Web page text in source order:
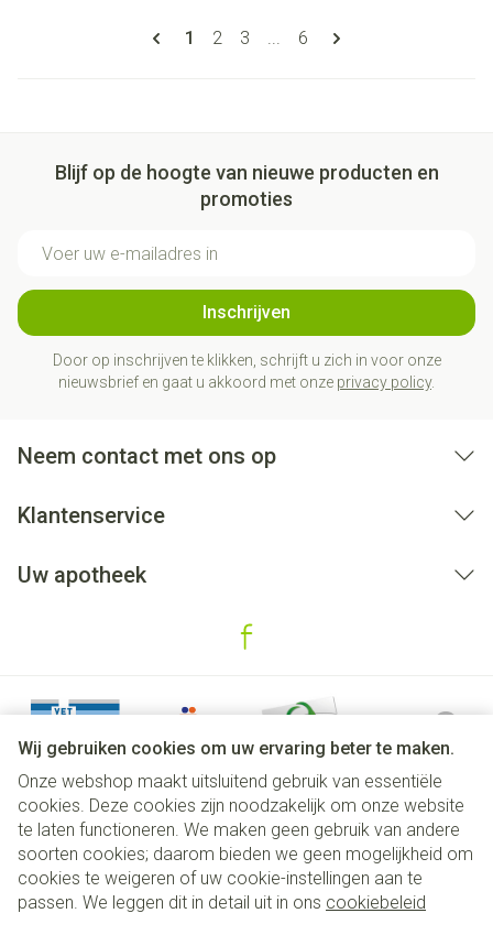
Wij gebruiken cookies om uw ervaring beter te maken.
Onze webshop maakt uitsluitend gebruik van essentiële
cookies. Deze cookies zijn noodzakelijk om onze website
te laten functioneren. We maken geen gebruik van andere
soorten cookies; daarom bieden we geen mogelijkheid om
cookies te weigeren of uw cookie-instellingen aan te
passen. We leggen dit in detail uit in ons cookiebeleid
Pagina's
U lees momenteel pagina
1 Pagina
2 Pagina
3 ... Pagina
6
Blijf op de hoogte van nieuwe producten en
promoties
Inschrijven
Door op inschrijven te klikken, schrijft u zich in voor onze
nieuwsbrief en gaat u akkoord met onze privacy policy.
Neem contact met ons op
Klantenservice
Uw apotheek
Juridische links